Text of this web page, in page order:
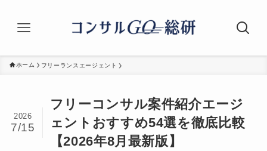
ホーム フリーランスエージェント
フリーコンサル案件紹介エージ
ェントおすすめ54選を徹底比較
【2026年8月最新版】
2026
7/15